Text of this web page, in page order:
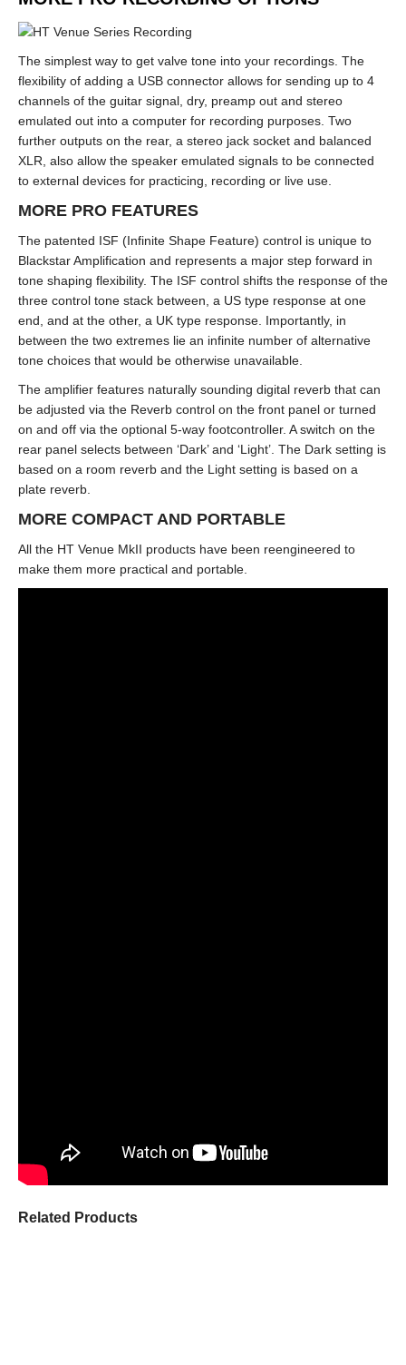
The simplest way to get valve tone into your recordings. The
flexibility of adding a USB connector allows for sending up to 4
channels of the guitar signal, dry, preamp out and stereo
emulated out into a computer for recording purposes. Two
further outputs on the rear, a stereo jack socket and balanced
XLR, also allow the speaker emulated signals to be connected
to external devices for practicing, recording or live use.
MORE PRO FEATURES
The patented ISF (Infinite Shape Feature) control is unique to
Blackstar Amplification and represents a major step forward in
tone shaping flexibility. The ISF control shifts the response of the
three control tone stack between, a US type response at one
end, and at the other, a UK type response. Importantly, in
between the two extremes lie an infinite number of alternative
tone choices that would be otherwise unavailable.
The amplifier features naturally sounding digital reverb that can
be adjusted via the Reverb control on the front panel or turned
on and off via the optional 5-way footcontroller. A switch on the
rear panel selects between ‘Dark’ and ‘Light’. The Dark setting is
based on a room reverb and the Light setting is based on a
plate reverb.
MORE COMPACT AND PORTABLE
All the HT Venue MkII products have been reengineered to
make them more practical and portable.
Related Products